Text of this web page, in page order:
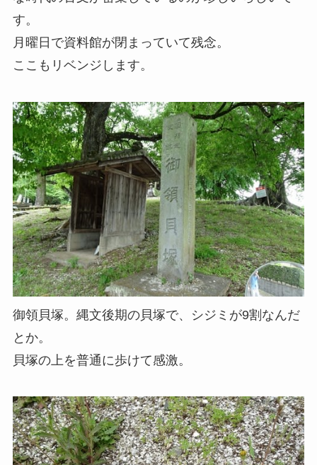
す。
月曜日で資料館が閉まっていて残念。
ここもリベンジします。
御領貝塚。縄文後期の貝塚で、シジミが9割なんだ
とか。
貝塚の上を普通に歩けて感激。